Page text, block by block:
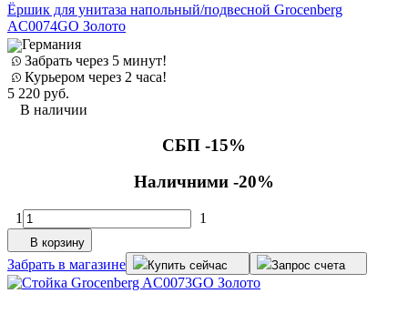
Ёршик для унитаза напольный/подвесной Grocenberg
AC0074GO Золото
Германия
Забрать через 5 минут!
Курьером через 2 часа!
5 220 руб.
В наличии
СБП -15%
Наличними -20%
1 1
В корзину
Забрать в магазине Купить сейчас Запрос счета